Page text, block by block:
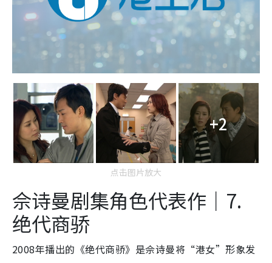
+2
点击图片放大
佘诗曼剧集角色代表作｜7.
绝代商骄
2008年播出的《绝代商骄》是佘诗曼将“港女”形象发